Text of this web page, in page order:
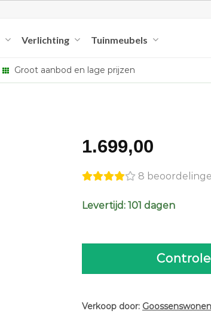
Verlichting Tuinmeubels
Groot aanbod en lage prijzen
1.699,00
8
Levertijd: 101 dagen
Verkoop door: